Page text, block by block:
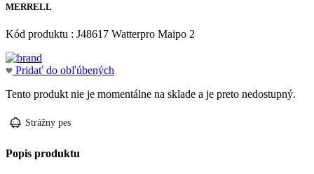
MERRELL
Kód produktu : J48617 Watterpro Maipo 2
Pridať do obľúbených
Tento produkt nie je momentálne na sklade a je preto nedostupný.
Strážny pes
Popis produktu